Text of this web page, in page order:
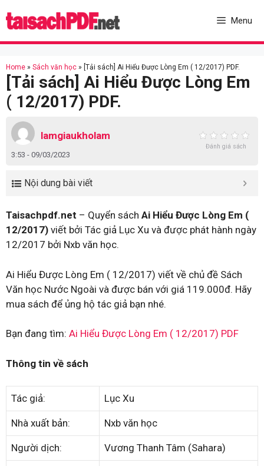
to
Menu
Home » Sách văn học » [Tải sách] Ai Hiểu Được Lòng Em ( 12/2017) PDF.
[Tải sách] Ai Hiểu Được Lòng Em
( 12/2017) PDF.
lamgiaukholam
3:53 - 09/03/2023
Đánh giá sách
Nội dung bài viết
Taisachpdf.net – Quyển sách Ai Hiểu Được Lòng Em (
12/2017) viết bởi Tác giả Lục Xu và được phát hành ngày
12/2017 bởi Nxb văn học.
Ai Hiểu Được Lòng Em ( 12/2017) viết về chủ đề Sách
Văn học Nước Ngoài và được bán với giá 119.000đ. Hãy
mua sách để ủng hộ tác giả bạn nhé.
Bạn đang tìm: Ai Hiểu Được Lòng Em ( 12/2017) PDF
Thông tin về sách
Tác giả: Lục Xu
Nhà xuất bản: Nxb văn học
Người dịch: Vương Thanh Tâm (Sahara)